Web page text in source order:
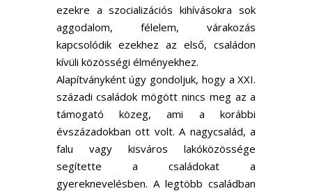
ezekre a szocializációs kihívásokra sok
aggodalom, félelem, várakozás
kapcsolódik ezekhez az első, családon
kívüli közösségi élményekhez.
Alapítványként úgy gondoljuk, hogy a XXI.
századi családok mögött nincs meg az a
támogató közeg, ami a korábbi
évszázadokban ott volt. A nagycsalád, a
falu vagy kisváros lakóközössége
segítette a családokat a
gyereknevelésben. A legtöbb családban